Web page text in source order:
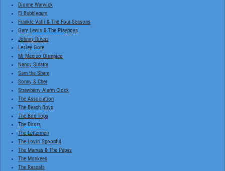
Dionne Warwick
El Bubblegum
Frankie Valli & The Four Seasons
Gary Lewis & The Playboys
Johnny Rivers
Lesley Gore
Mi Mexico Olimpico
Nancy Sinatra
Sam the Sham
Sonny & Cher
Strawberry Alarm Clock
The Association
The Beach Boys
The Box Tops
The Doors
The Lettermen
The Lovin' Spoonful
The Mamas & The Papas
The Monkees
The Rascals